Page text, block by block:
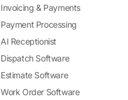
Invoicing & Payments
Payment Processing
AI Receptionist
Dispatch Software
Estimate Software
Work Order Software